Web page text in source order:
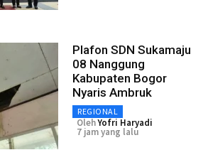
Plafon SDN Sukamaju
08 Nanggung
Kabupaten Bogor
Nyaris Ambruk
REGIONAL
OlehYofri Haryadi
7 jam yang lalu